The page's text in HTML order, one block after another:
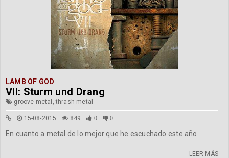
LAMB OF GOD
VII: Sturm und Drang
groove metal, thrash metal
15-08-2015 849 0 0
En cuanto a metal de lo mejor que he escuchado este año.
LEER MÁS